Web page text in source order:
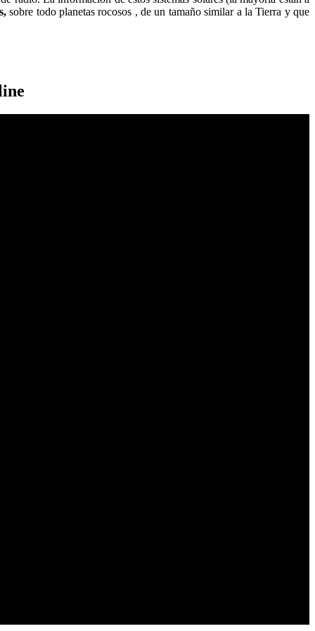
sobre todo planetas rocosos , de un tamaño similar a la Tierra y que